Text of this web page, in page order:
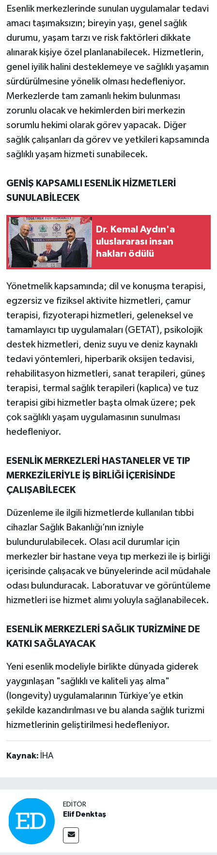
Esenlik merkezlerinde sunulan uygulamalar tedavi
amacı taşımaksızın; bireyin yaşı, genel sağlık
durumu, yaşam tarzı ve risk faktörleri dikkate
alınarak kişiye özel planlanabilecek. Hizmetlerin,
genel iyilik halini desteklemeye ve sağlıklı yaşamın
sürdürülmesine yönelik olması hedefleniyor.
Merkezlerde tam zamanlı hekim bulunması
zorunlu olacak ve hekimlerden biri merkezin
sorumlu hekimi olarak görev yapacak. Diğer
sağlık çalışanları da görev ve yetkileri kapsamında
sağlıklı yaşam hizmeti sunabilecek.
GENİŞ KAPSAMLI ESENLİK HİZMETLERİ
SUNULABİLECEK
Dr. Kemal Aydın'a
uluslararası insan
hakları ödülü
Yönetmelik kapsamında; dil ve konuşma terapisi,
egzersiz ve fiziksel aktivite hizmetleri, çamur
terapisi, fizyoterapi hizmetleri, geleneksel ve
tamamlayıcı tıp uygulamaları (GETAT), psikolojik
destek hizmetleri, deniz suyu ve deniz kaynaklı
tedavi yöntemleri, hiperbarik oksijen tedavisi,
rehabilitasyon hizmetleri, sanat terapileri, güneş
terapisi, termal sağlık terapileri (kaplıca) ve tuz
terapisi gibi hizmetler başta olmak üzere; pek
çok sağlıklı yaşam uygulamasının sunulması
hedefleniyor.
ESENLİK MERKEZLERİ HASTANELER VE TIP
MERKEZİLERİYLE İŞ BİRLİĞİ İÇERİSİNDE
ÇALIŞABİLECEK
Düzenleme ile ilgili hizmetlerde kullanılan tıbbi
cihazlar Sağlık Bakanlığı’nın izniyle
bulundurulabilecek. Olası acil durumlar için
merkezler bir hastane veya tıp merkezi ile iş birliği
içerisinde çalışacak ve bünyelerinde acil müdahale
odası bulunduracak. Laboratuvar ve görüntüleme
hizmetleri ise hizmet alımı yoluyla sağlanabilecek.
ESENLİK MERKEZLERİ SAĞLIK TURİZMİNE DE
KATKI SAĞLAYACAK
Yeni esenlik modeliyle birlikte dünyada giderek
yaygınlaşan "sağlıklı ve kaliteli yaş alma"
(longevity) uygulamalarının Türkiye’ye etkin
şekilde kazandırılması ve bu alanda sağlık turizmi
hizmetlerinin geliştirilmesi hedefleniyor.
Kaynak: İHA
EDITÖR
Elif Denktaş